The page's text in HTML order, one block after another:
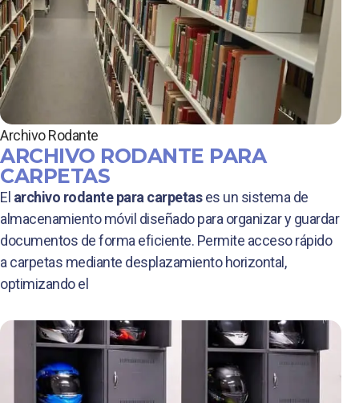
Archivo Rodante
ARCHIVO RODANTE PARA
CARPETAS
El archivo rodante para carpetases un sistema de
almacenamiento móvil diseñado para organizar y guardar
documentos de forma eficiente. Permite acceso rápido
a carpetas mediante desplazamiento horizontal,
optimizando el